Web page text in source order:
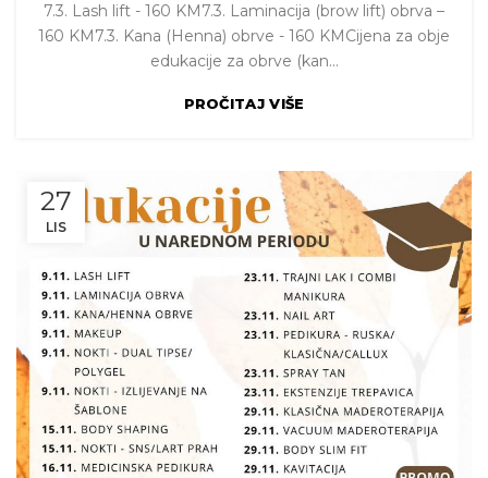
7.3. Lash lift - 160 KM7.3. Laminacija (brow lift) obrva –
160 KM7.3. Kana (Henna) obrve - 160 KMCijena za obje
edukacije za obrve (kan...
PROČITAJ VIŠE
27
LIS